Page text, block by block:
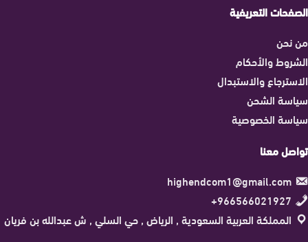
الصفحات التعريفية
من نحن
الشروط والأحكام
الاسترجاع والاستبدال
سياسة الشحن
سياسة الخصوصية
تواصل معنا
highendcom1@gmail.com
966566021927+
المملكة العربية السعودية , الرياض , حي السلي , ش عبدالله بن فريان